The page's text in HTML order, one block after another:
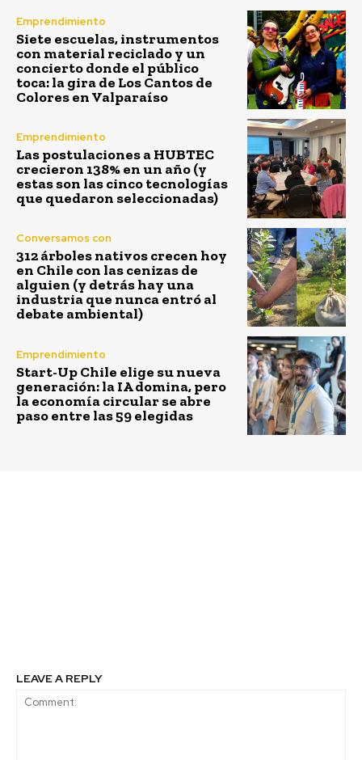
Emprendimiento
Siete escuelas, instrumentos
con material reciclado y un
concierto donde el público
toca: la gira de Los Cantos de
Colores en Valparaíso
Emprendimiento
Las postulaciones a HUBTEC
crecieron 138% en un año (y
estas son las cinco tecnologías
que quedaron seleccionadas)
Conversamos con
312 árboles nativos crecen hoy
en Chile con las cenizas de
alguien (y detrás hay una
industria que nunca entró al
debate ambiental)
Emprendimiento
Start-Up Chile elige su nueva
generación: la IA domina, pero
la economía circular se abre
paso entre las 59 elegidas
LEAVE A REPLY